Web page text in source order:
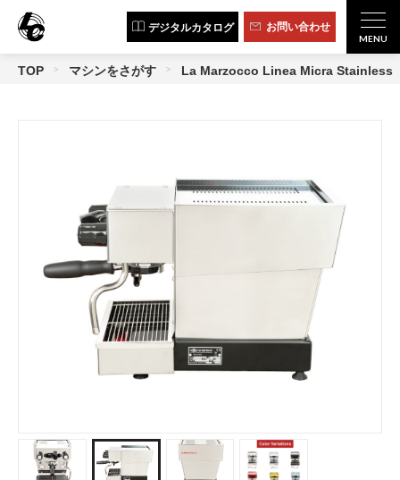
デジタルカタログ お問い合わせ
TOP マシンをさがす La Marzocco Linea Micra Stainless